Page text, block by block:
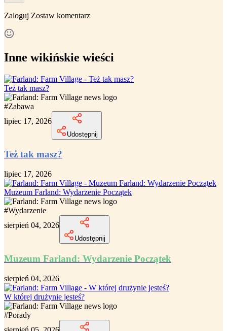
Zaloguj Zostaw komentarz
Inne wikińskie wieści
Też tak masz?
#Zabawa
lipiec 17, 2026
Udostępnij
Też tak masz?
lipiec 17, 2026
Muzeum Farland: Wydarzenie Początek
#Wydarzenie
sierpień 04, 2026
Udostępnij
Muzeum Farland: Wydarzenie Początek
sierpień 04, 2026
W której drużynie jesteś?
#Porady